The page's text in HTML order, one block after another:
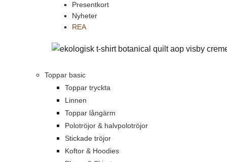
Presentkort
Nyheter
REA
Toppar basic
Toppar tryckta
Linnen
Toppar långärm
Polotröjor & halvpolotröjor
Stickade tröjor
Koftor & Hoodies